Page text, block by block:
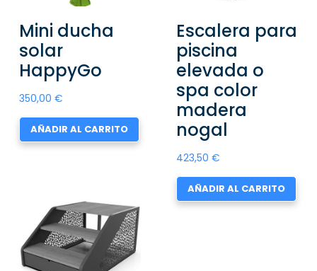
Mini ducha
solar
HappyGo
350,00€
AÑADIR AL CARRITO
Escalera para
piscina
elevada o
spa color
madera
nogal
423,50 €
AÑADIR AL CARRITO